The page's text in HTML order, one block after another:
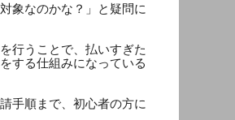
象なのかな？」と疑問に
行うことで、払いすぎた
する仕組みになっている
手順まで、初心者の方に